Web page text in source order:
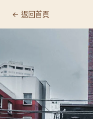
← 返回首頁